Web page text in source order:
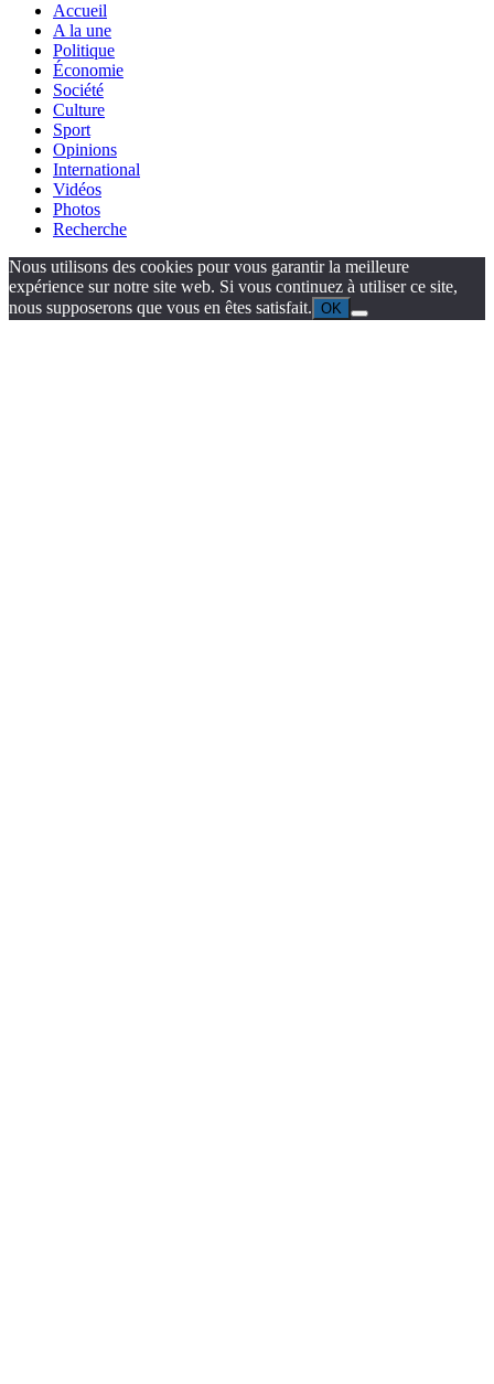
Accueil
A la une
Politique
Économie
Société
Culture
Sport
Opinions
International
Vidéos
Photos
Recherche
Nous utilisons des cookies pour vous garantir la meilleure
expérience sur notre site web. Si vous continuez à utiliser ce site,
nous supposerons que vous en êtes satisfait. OK